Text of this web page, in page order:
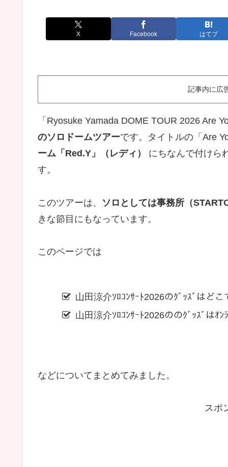
X Facebook はてブ
記事内に広
「Ryosuke Yamada DOME TOUR 2026 Are
のソロドームツアーです。タイトルの「Are
ーム「Red.Y」（レディ）
にちなんで付けら
す。
このツアーは、 ソロとしては事務所（
きな節目にもなっています。
このページでは
山田涼介ｿﾛｺﾝｻｰﾄ2026のｸﾞｯｽﾞはどこ
山田涼介ｿﾛｺﾝｻｰﾄ2026ののｸﾞｯｽﾞはｵ
などについてまとめてみました。
スポ